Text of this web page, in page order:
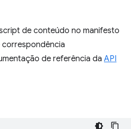
de conteúdo no manifesto
de referência da API